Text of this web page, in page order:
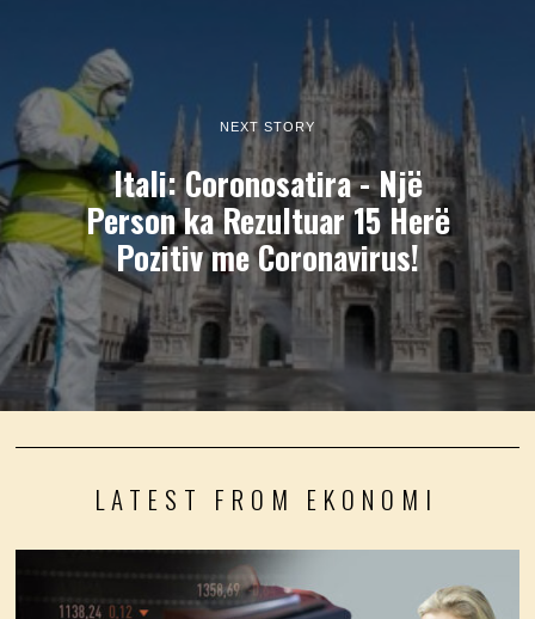
NEXT STORY
Itali: Coronosatira - Një
Person ka Rezultuar 15 Herë
Pozitiv me Coronavirus!
LATEST FROM EKONOMI